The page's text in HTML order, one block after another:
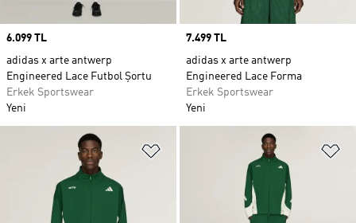
Price
6.099 TL
adidas x arte antwerp
Engineered Lace Futbol Şortu
Erkek Sportswear
Yeni
Price
7.499 TL
adidas x arte antwerp
Engineered Lace Forma
Erkek Sportswear
Yeni
Favori Listesine Ekle